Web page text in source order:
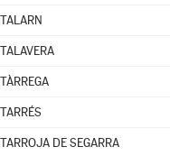
TALARN
TALAVERA
TÀRREGA
TARRÉS
TARROJA DE SEGARRA